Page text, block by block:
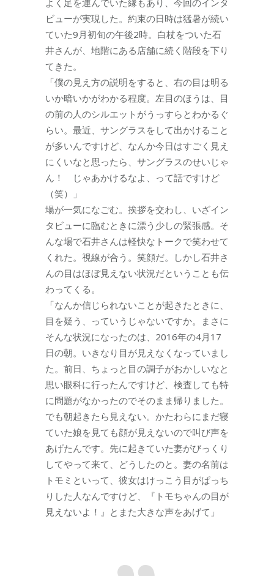
よく足を運んでいた縁もあり、今回のインタ
ビューが実現した。約束の日時は猛暑が続い
ていた9月初旬の午後2時。白杖をついた石
井さんが、地階にある店舗に続く階段を下り
てきた。
「僕の見え方の説明をすると、右の目は明る
いか暗いかがわかる程度。左目のほうは、目
の前の人のシルエットがうっすらとわかるぐ
らい。最近、サングラスをして出かけること
が多いんですけど、なんか今日はすごく見え
にくいなと思ったら、サングラスのせいじゃ
ん！ じゃあかけるなよ、って話ですけど
（笑）」
場が一気になごむ。挨拶を交わし、いざイン
タビューに臨むときに漂う少しの緊張感。そ
んな場で石井さんは軽快なトークで笑わせて
くれた。視線が合う。笑顔だ。しかし石井さ
んの目はほぼ見えない状況だということも伝
わってくる。
「なんか信じられないことが起きたときに、
目を疑う、っていうじゃないですか。まさに
そんな状況になったのは、2016年の4月17
日の朝。いきなり目が見えなくなっていまし
た。前日、ちょっと目の調子がおかしいなと
思い眼科に行ったんですけど、検査しても特
に問題がなかったのでそのまま帰りました。
でも朝起きたら見えない。かたわらにまだ寝
ていた娘を見ても顔が見えないので叫び声を
あげたんです。先に起きていた妻がびっくり
してやって来て、どうしたのと。妻の名前は
トモミといって、彼女はけっこう目がぱっち
りした人なんですけど、『トモちゃんの目が
見えないよ！』とまた大きな声をあげて」